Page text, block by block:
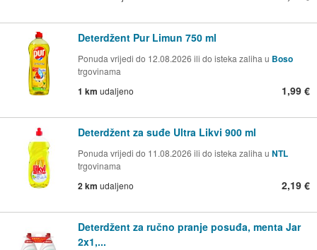
Deterdžent Pur Limun 750 ml
Ponuda vrijedi do 12.08.2026 ili do isteka zaliha u Boso
trgovinama
1 km udaljeno 1,99 €
Deterdžent za suđe Ultra Likvi 900 ml
Ponuda vrijedi do 11.08.2026 ili do isteka zaliha u NTL
trgovinama
2 km udaljeno 2,19 €
Deterdžent za ručno pranje posuđa, menta Jar
2x1,...